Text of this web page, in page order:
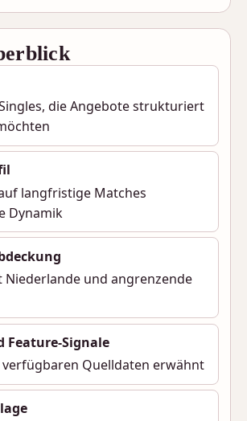
die Angebote strukturiert
langfristige Matches
Dynamik
Niederlande und angrenzende
Feature-Signale
Quelldaten erwähnt